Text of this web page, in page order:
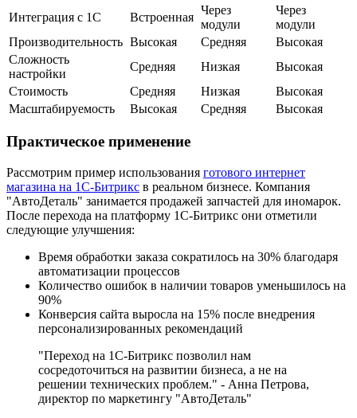
Интеграция с 1С Встроенная
Через
модули
Через
модули
Производительность Высокая Средняя
Высокая
Сложность
настройки
Средняя Низкая
Высокая
Стоимость
Средняя Низкая
Высокая
Масштабируемость
Высокая Средняя Высокая
Практическое применение
Рассмотрим пример использования готового интернет
магазина на 1С-Битрикс в реальном бизнесе. Компания
"АвтоДеталь" занимается продажей запчастей для иномарок.
После перехода на платформу 1С-Битрикс они отметили
следующие улучшения:
Время обработки заказа сократилось на 30% благодаря
автоматизации процессов
Количество ошибок в наличии товаров уменьшилось на
90%
Конверсия сайта выросла на 15% после внедрения
персонализированных рекомендаций
"Переход на 1С-Битрикс позволил нам
сосредоточиться на развитии бизнеса, а не на
решении технических проблем." - Анна Петрова,
директор по маркетингу "АвтоДеталь"